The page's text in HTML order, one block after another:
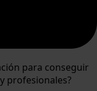
para conseguir
profesionales?